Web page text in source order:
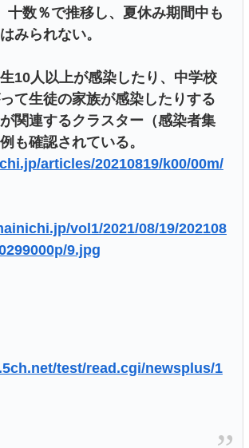
十数％で推移し、夏休み期間中も
みられない。
10人以上が感染したり、中学校
て生徒の家族が感染したりする
関連するクラスター（感染者集
も確認されている。
articles/20210819/k00/00m/
vol1/2021/08/19/202108
9.jpg
test/read.cgi/newsplus/1